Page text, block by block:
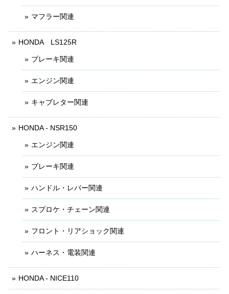
マフラー関連
HONDA LS125R
ブレーキ関連
エンジン関連
キャブレター関連
HONDA - NSR150
エンジン関連
ブレーキ関連
ハンドル・レバー関連
スプロケ・チェーン関連
フロント・リアショック関連
ハーネス・電装関連
HONDA - NICE110